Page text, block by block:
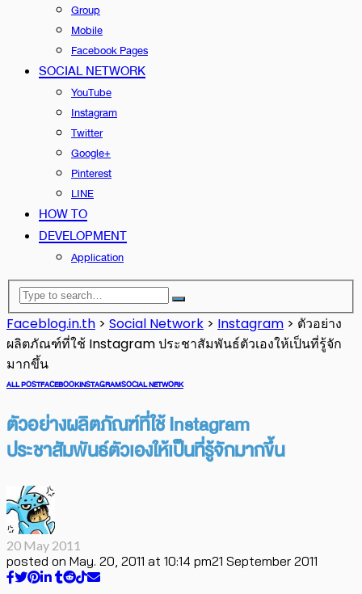
Group
Mobile
Facebook Pages
SOCIAL NETWORK
YouTube
Instagram
Twitter
Google+
Pinterest
LINE
HOW TO
DEVELOPMENT
Application
Faceblog.in.th > Social Network > Instagram > ตัวอย่าง
ผลิตภัณฑ์ที่ใช้ Instagram ประชาสัมพันธ์ตัวเองให้เป็นที่รู้จัก
มากขึ้น
ALL POSTFACEBOOKINSTAGRAMSOCIAL NETWORK
ตัวอย่างผลิตภัณฑ์ที่ใช้ Instagram
ประชาสัมพันธ์ตัวเองให้เป็นที่รู้จักมากขึ้น
20 May 2011
posted on May. 20, 2011 at 10:14 pm21 September 2011